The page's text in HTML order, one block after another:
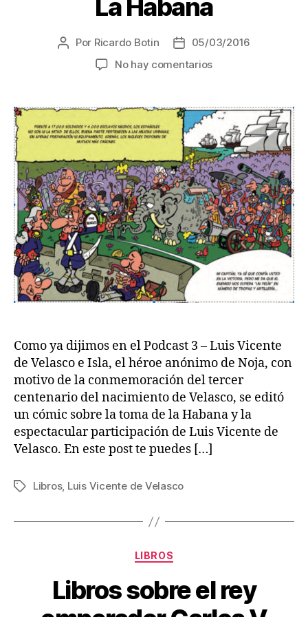
La Habana
Autor
Por Ricardo Botin
Fecha05/03/2016
No hay comentariosen
la
toma
de
La
Habana
Como ya dijimos en el Podcast 3 – Luis Vicente
de Velasco e Isla, el héroe anónimo de Noja, con
motivo de la conmemoración del tercer
centenario del nacimiento de Velasco, se editó
un cómic sobre la toma de la Habana y la
espectacular participación de Luis Vicente de
Velasco. En este post te puedes […]
Etiquetas
Libros, Luis Vicente de Velasco
Categorías
LIBROS
Libros sobre el rey